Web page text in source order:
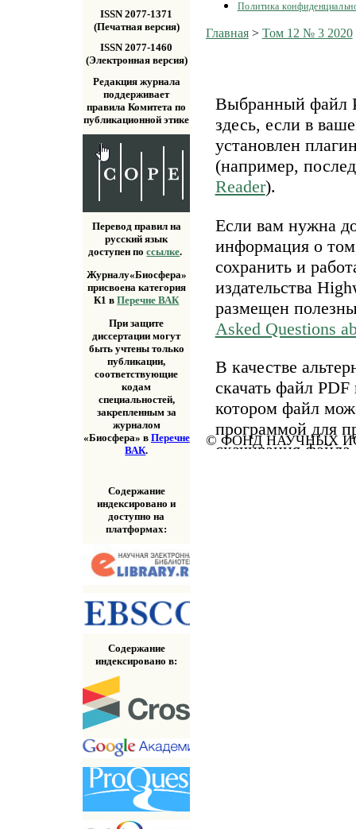
ISSN 2077-1371
(Печатная версия)
ISSN 2077-1460
(Электронная версия)
Редакция журнала
поддерживает
правила Комитета по
публикационной этике
Перевод правил на
русский язык
доступен поссылке.
Журналу«Биосфера»
присвоена категория
К1 вПеречне ВАК
При защите
диссертации могут
быть учтены только
публикации,
соответствующие
кодам
специальностей,
закрепленным за
журналом
«Биосфера» в Перечне
ВАК.
Содержание
индексировано и
доступно на
платформах:
Содержание
индексировано в:
Политика
Главная> Том 12 № 3 2020
Выбранный файл
здесь, если в
установлен
(например,
Reader).
Если вам нужна
информация о
сохранить и
издательства
размещен
Asked Questions
В качестве
скачать файл
котором файл
программой для
скачивания
© ФОНД НАУЧНЫХ